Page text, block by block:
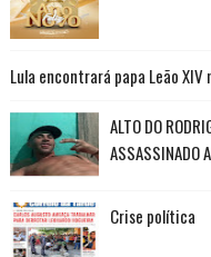
Lula encontrará papa Leão
ALTO DO
ASSASSINADO
Crise política